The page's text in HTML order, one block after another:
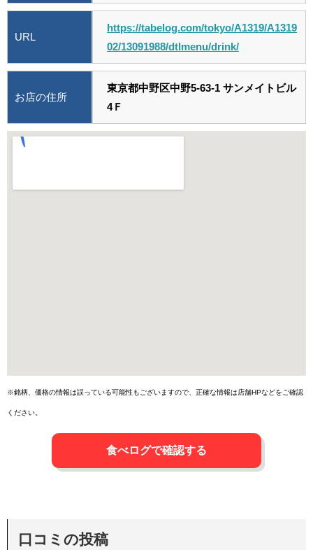
URL
https://tabelog.com/tokyo/A1319/A1319
02/13091988/dtlmenu/drink/
お店の住所
東京都中野区中野5-63-1 サンメイトビル
4Ｆ
※銘柄、価格の情報は誤っている可能性もございますので、正確な情報は店舗HPなどをご確認
ください。
食べログで確認する
口コミの投稿